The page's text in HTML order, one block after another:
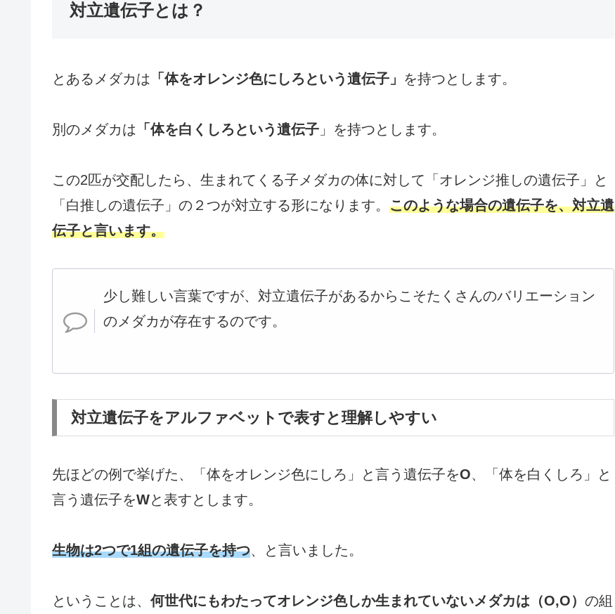
対立遺伝子とは？
とあるメダカは 「体をオレンジ色にしろという遺伝子」 を持つとします。
別のメダカは 「体を白くしろという遺伝子 」を持つとします。
この2匹が交配したら、生まれてくる子メダカの体に対して「オレンジ推しの遺伝子」と
「白推しの遺伝子」の２つが対立する形になります。 このような場合の遺伝子を、対立遺
伝子と言います。
少し難しい言葉ですが、対立遺伝子があるからこそたくさんのバリエーション
のメダカが存在するのです。
対立遺伝子をアルファベットで表すと理解しやすい
先ほどの例で挙げた、「体をオレンジ色にしろ」と言う遺伝子をO、「体を白くしろ」と
言う遺伝子をWと表すとします。
生物は2つで1組の遺伝子を持つ、と言いました。
ということは、 何世代にもわたってオレンジ色しか生まれていないメダカは（O,O） の組